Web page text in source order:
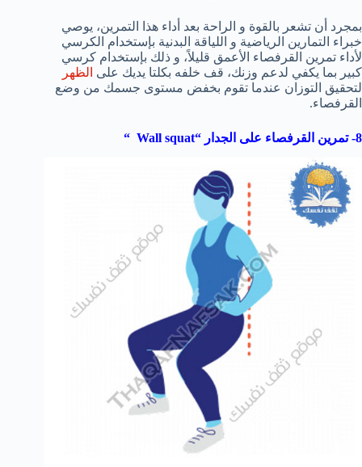
بمجرد أن تشعر بالقوة و الراحة بعد أداء هذا التمرين، يوصي
خبراء التمارين الرياضية و اللياقة البدنية بإستخدام الكرسي
لأداء تمرين القرفصاء الأعمق قليلاً، و ذلك بإستخدام كرسي
كبير بما يكفي لدعم وزنك، قف خلفه بكلتا يديك على الظهر
لتحقيق التوزان عندما تقوم بخفض مستوى جسمك من وضع
القرفصاء.
8- تمرين القرفصاء على الجدار “ Wall squat
“